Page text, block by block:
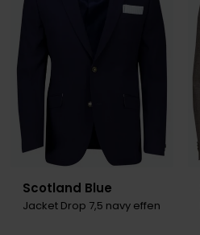
Scotland Blue
Jacket Drop 7,5 navy effen